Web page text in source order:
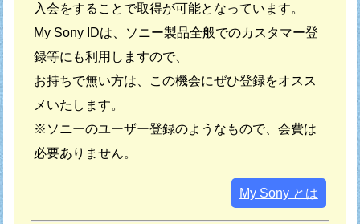
入会をすることで取得が可能となっています。
My Sony IDは、ソニー製品全般でのカスタマー登
録等にも利用しますので、
お持ちで無い方は、この機会にぜひ登録をオスス
メいたします。
※ソニーのユーザー登録のようなもので、会費は
必要ありません。
My Sony とは